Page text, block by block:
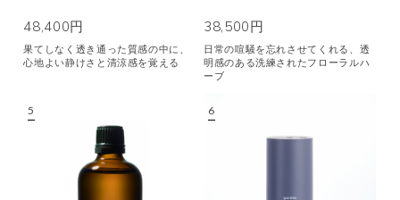
48,400円
果てしなく透き通った質感の中に、
心地よい静けさと清涼感を覚える
38,500円
日常の喧騒を忘れさせてくれる、透
明感のある洗練されたフローラルハ
ーブ